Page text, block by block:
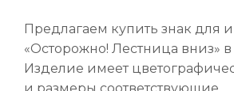
Предлагаем купить знак для
«Осторожно! Лестница вниз»
Изделие имеет